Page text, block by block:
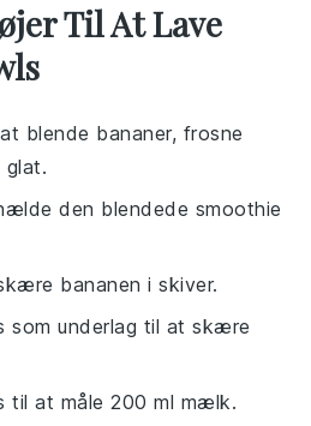
Til At Lave
blende bananer, frosne
den blendede smoothie
bananen i skiver.
som underlag til at skære
til at måle 200 ml mælk.